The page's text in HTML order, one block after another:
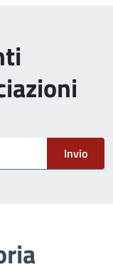
Invio